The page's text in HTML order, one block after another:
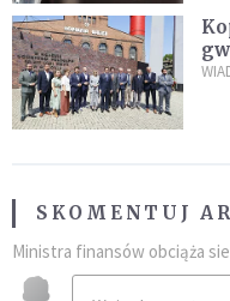
SKOMENTUJ
Ministra finansów obciąża